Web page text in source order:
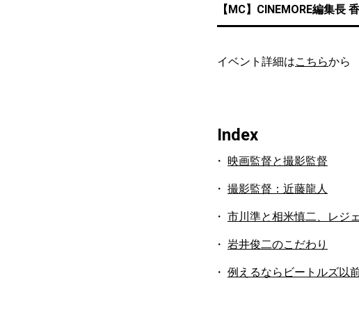
【MC】CINEMORE編集長
イベント詳細はこちらから
Index
映画監督と撮影監督
撮影監督：近藤龍人
市川準と相米慎二、レジ
岩井俊二のこだわり
例えるならビートルズ以